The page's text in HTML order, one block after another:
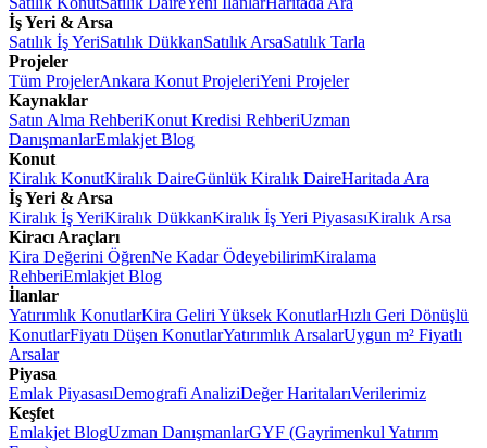
İş Yeri & Arsa
Satılık İş YeriSatılık DükkanSatılık ArsaSatılık Tarla
Projeler
Tüm ProjelerAnkara Konut ProjeleriYeni Projeler
Kaynaklar
Satın Alma RehberiKonut Kredisi RehberiUzman
DanışmanlarEmlakjet Blog
Konut
Kiralık KonutKiralık DaireGünlük Kiralık DaireHaritada Ara
İş Yeri & Arsa
Kiralık İş YeriKiralık DükkanKiralık İş Yeri PiyasasıKiralık Arsa
Kiracı Araçları
Kira Değerini ÖğrenNe Kadar ÖdeyebilirimKiralama
RehberiEmlakjet Blog
İlanlar
Yatırımlık KonutlarKira Geliri Yüksek KonutlarHızlı Geri Dönüşlü
KonutlarFiyatı Düşen KonutlarYatırımlık ArsalarUygun m² Fiyatlı
Arsalar
Piyasa
Emlak PiyasasıDemografi AnaliziDeğer HaritalarıVerilerimiz
Keşfet
Emlakjet BlogUzman DanışmanlarGYF (Gayrimenkul Yatırım